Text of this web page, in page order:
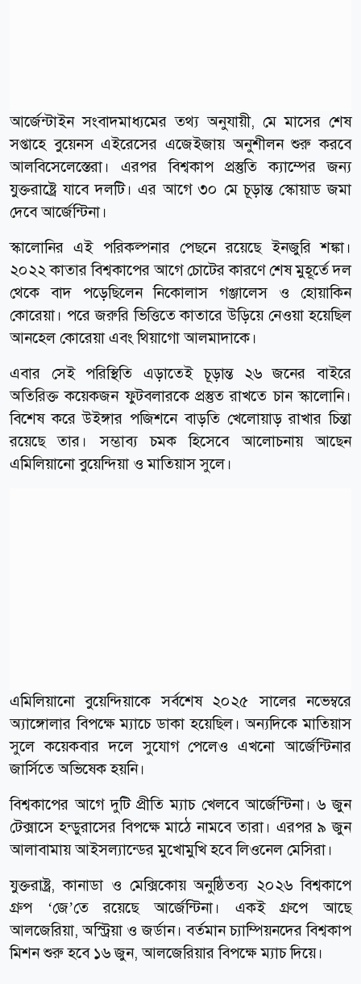
আর্জেন্টাইন সংবাদমাধ্যমের তথ্য অনুযায়ী, মে মাসের শেষ
সপ্তাহে বুয়েনস এইরেসের এজেইজায় অনুশীলন শুরু করবে
আলবিসেলেস্তেরা। এরপর বিশ্বকাপ প্রস্তুতি ক্যাম্পের জন্য
যুক্তরাষ্ট্রে যাবে দলটি। এর আগে ৩০ মে চূড়ান্ত স্কোয়াড জমা
দেবে আর্জেন্টিনা।
স্কালোনির এই পরিকল্পনার পেছনে রয়েছে ইনজুরি শঙ্কা।
২০২২ কাতার বিশ্বকাপের আগে চোটের কারণে শেষ মুহূর্তে দল
থেকে বাদ পড়েছিলেন নিকোলাস গঞ্জালেস ও হোয়াকিন
কোরেয়া। পরে জরুরি ভিত্তিতে কাতারে উড়িয়ে নেওয়া হয়েছিল
আনহেল কোরেয়া এবং থিয়াগো আলমাদাকে।
এবার সেই পরিস্থিতি এড়াতেই চূড়ান্ত ২৬ জনের বাইরে
অতিরিক্ত কয়েকজন ফুটবলারকে প্রস্তুত রাখতে চান স্কালোনি।
বিশেষ করে উইঙ্গার পজিশনে বাড়তি খেলোয়াড় রাখার চিন্তা
রয়েছে তার। সম্ভাব্য চমক হিসেবে আলোচনায় আছেন
এমিলিয়ানো বুয়েন্দিয়া ও মাতিয়াস সুলে।
এমিলিয়ানো বুয়েন্দিয়াকে সর্বশেষ ২০২৫ সালের নভেম্বরে
অ্যাঙ্গোলার বিপক্ষে ম্যাচে ডাকা হয়েছিল। অন্যদিকে মাতিয়াস
সুলে কয়েকবার দলে সুযোগ পেলেও এখনো আর্জেন্টিনার
জার্সিতে অভিষেক হয়নি।
বিশ্বকাপের আগে দুটি প্রীতি ম্যাচ খেলবে আর্জেন্টিনা। ৬ জুন
টেক্সাসে হন্ডুরাসের বিপক্ষে মাঠে নামবে তারা। এরপর ৯ জুন
আলাবামায় আইসল্যান্ডের মুখোমুখি হবে লিওনেল মেসিরা।
যুক্তরাষ্ট্র, কানাডা ও মেক্সিকোয় অনুষ্ঠিতব্য ২০২৬ বিশ্বকাপে
গ্রুপ ‘জে’তে রয়েছে আর্জেন্টিনা। একই গ্রুপে আছে
আলজেরিয়া, অস্ট্রিয়া ও জর্ডান। বর্তমান চ্যাম্পিয়নদের বিশ্বকাপ
মিশন শুরু হবে ১৬ জুন, আলজেরিয়ার বিপক্ষে ম্যাচ দিয়ে।